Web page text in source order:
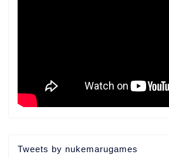
Tweets by nukemarugames